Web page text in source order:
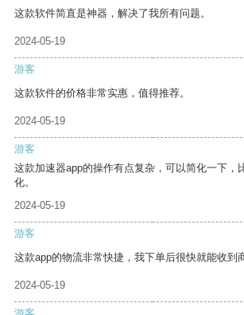
这款软件简直是神器，解决了我所有问题。
2024-05-19
游客
这款软件的价格非常实惠，值得推荐。
2024-05-19
游客
这款加速器app的操作有点复杂，可以简化一下，
化。
2024-05-19
游客
这款app的物流非常快捷，我下单后很快就能收到
2024-05-19